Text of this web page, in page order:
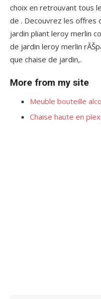
choix en retrouvant tous
de . Decouvrez les offres
jardin pliant leroy merlin
de jardin leroy merlin
que chaise de jardin,.
More from my site
Meuble bouteille
Chaise haute en